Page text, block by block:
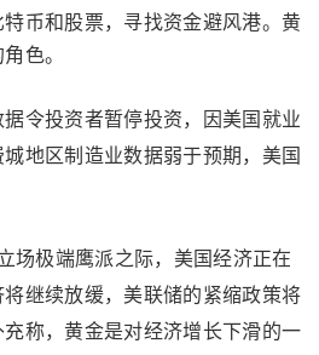
币和股票，寻找资金避风港。黄
色。
令投资者暂停投资，因美国就业
地区制造业数据弱于预期，美国
场极端鹰派之际，美国经济正在
继续放缓，美联储的紧缩政策将
称，黄金是对经济增长下滑的一